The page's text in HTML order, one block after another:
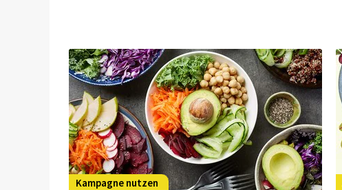
Kampagne nutzen